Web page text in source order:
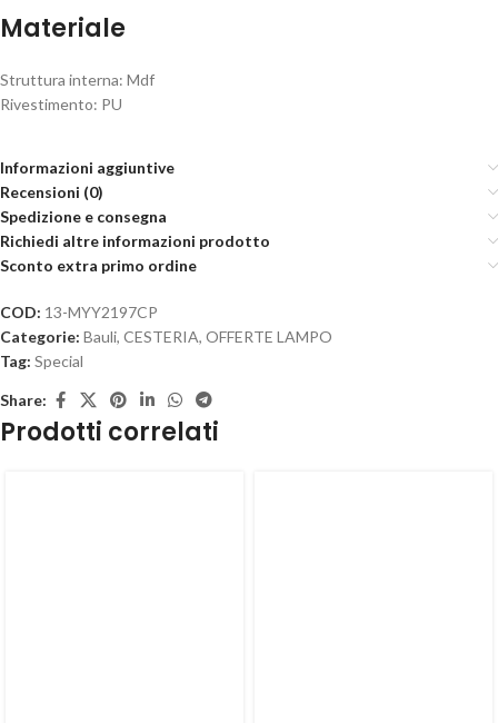
Materiale
Struttura interna: Mdf
Rivestimento: PU
Informazioni aggiuntive
Recensioni (0)
Spedizione e consegna
Richiedi altre informazioni prodotto
Sconto extra primo ordine
COD: 13-MYY2197CP
Categorie: Bauli, CESTERIA, OFFERTE LAMPO
Tag: Special
Share:
Prodotti correlati